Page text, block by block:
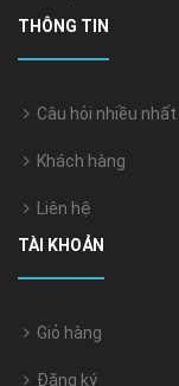
THÔNG TIN
Câu hỏi nhiều nhất
Khách hàng
Liên hệ
TÀI KHOẢN
Giỏ hàng
Đăng ký